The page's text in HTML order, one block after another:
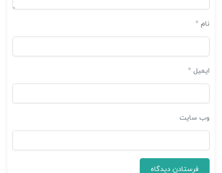
نام *
ایمیل *
وب‌ سایت